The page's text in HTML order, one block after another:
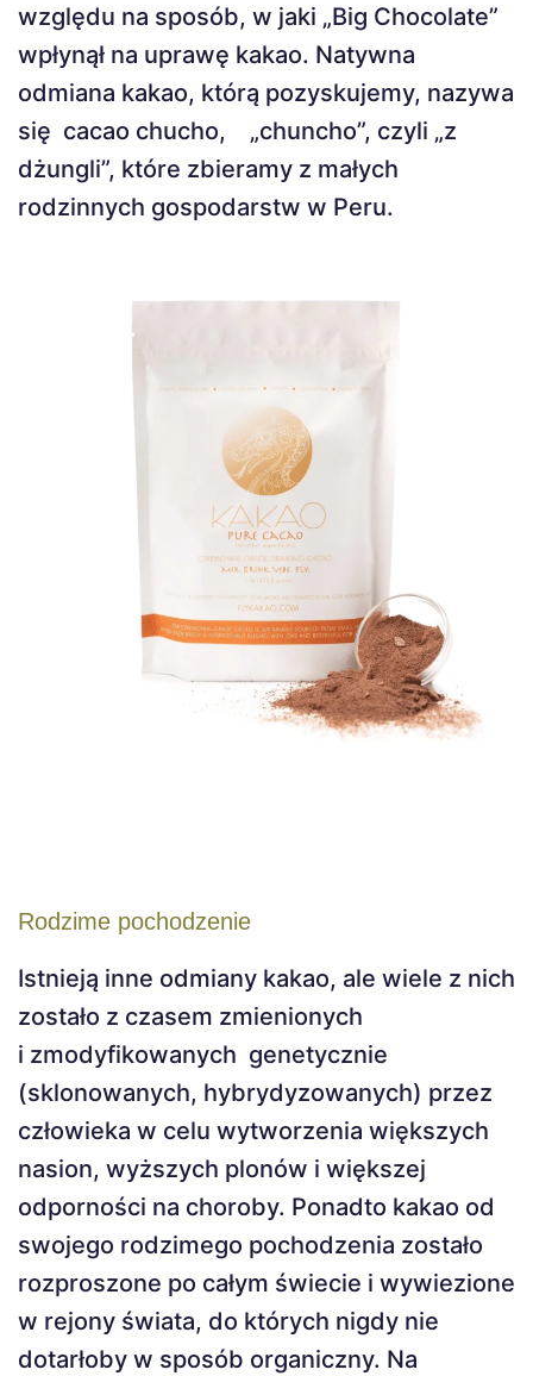
względu na sposób, w jaki „Big Chocolate”
wpłynął na uprawę kakao. Natywna
odmiana kakao, którą pozyskujemy, nazywa
się cacao chucho, „chuncho”, czyli „z
dżungli”, które zbieramy z małych
rodzinnych gospodarstw w Peru.
Rodzime pochodzenie
Istnieją inne odmiany kakao, ale wiele z nich
zostało z czasem zmienionych
i zmodyfikowanych genetycznie
(sklonowanych, hybrydyzowanych) przez
człowieka w celu wytworzenia większych
nasion, wyższych plonów i większej
odporności na choroby. Ponadto kakao od
swojego rodzimego pochodzenia zostało
rozproszone po całym świecie i wywiezione
w rejony świata, do których nigdy nie
dotarłoby w sposób organiczny. Na